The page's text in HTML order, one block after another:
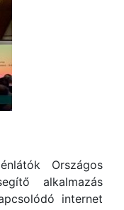
Országos
alkalmazás
internet